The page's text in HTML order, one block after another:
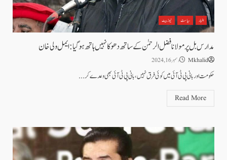
اخبار سیاست نیوز بیٹ
مدارس بل پر مولانا فضل الرحمٰن کے ساتھ دھوکا نہیں ہاتھ ہوگیا: ایمل ولی خان
Mkhalid دسمبر 16, 2024
حکومت اور بانی پی ٹی آئی میں کوئی فرق نہیں، بانی پی ٹی آئی بھی وعدے کر...
Read More